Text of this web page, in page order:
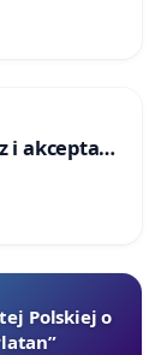
i akceptacji
Polskiej o